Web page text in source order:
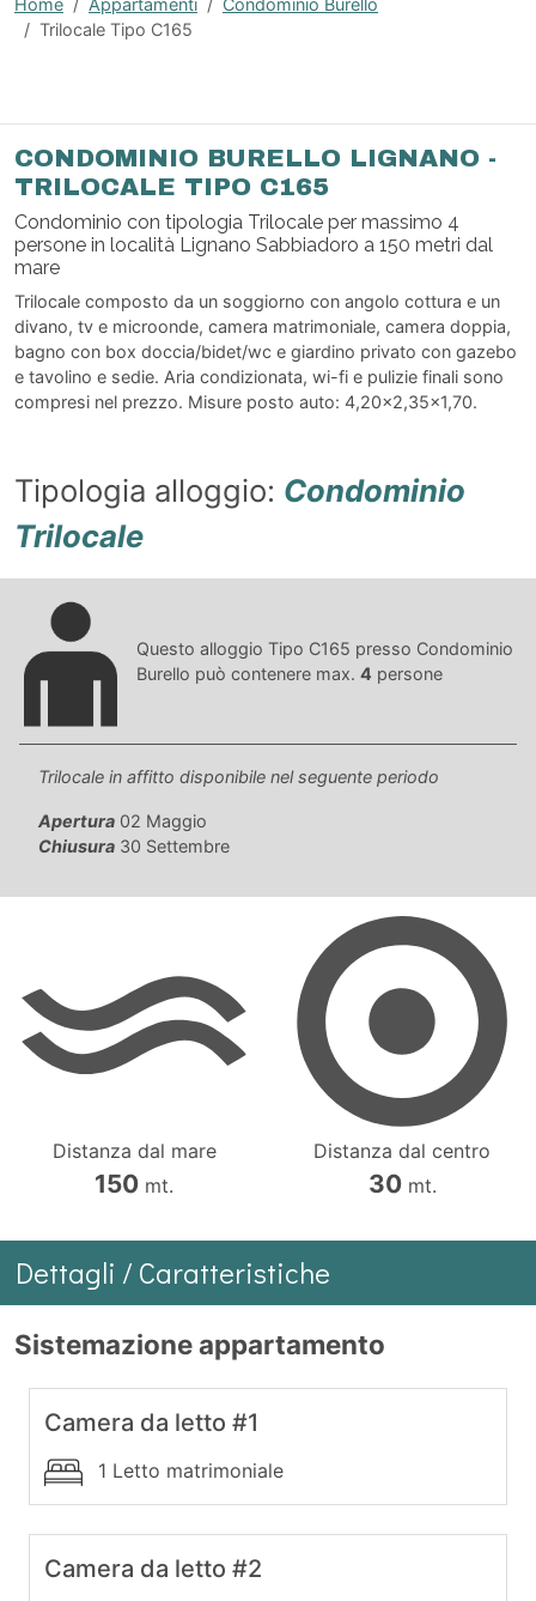
Home Appartamenti
Condominio Burello
Trilocale Tipo C165
CONDOMINIO BURELLO LIGNANO -
TRILOCALE TIPO C165
Condominio con tipologia Trilocale per massimo 4
persone in località Lignano Sabbiadoro a 150 metri dal
mare
Trilocale composto da un soggiorno con angolo cottura e un
divano, tv e microonde, camera matrimoniale, camera doppia,
bagno con box doccia/bidet/wc e giardino privato con gazebo
e tavolino e sedie. Aria condizionata, wi-fi e pulizie finali sono
compresi nel prezzo. Misure posto auto: 4,20x2,35x1,70.
Tipologia alloggio: Condominio
Trilocale
Questo alloggio Tipo C165 presso Condominio
Burello può contenere max. 4 persone
Trilocale in affitto disponibile nel seguente periodo
Apertura 02 Maggio
Chiusura 30 Settembre
Distanza dal mare
150 mt.
Distanza dal centro
30mt.
Dettagli / Caratteristiche
Sistemazione appartamento
Camera da letto #1
1 Letto matrimoniale
Camera da letto #2